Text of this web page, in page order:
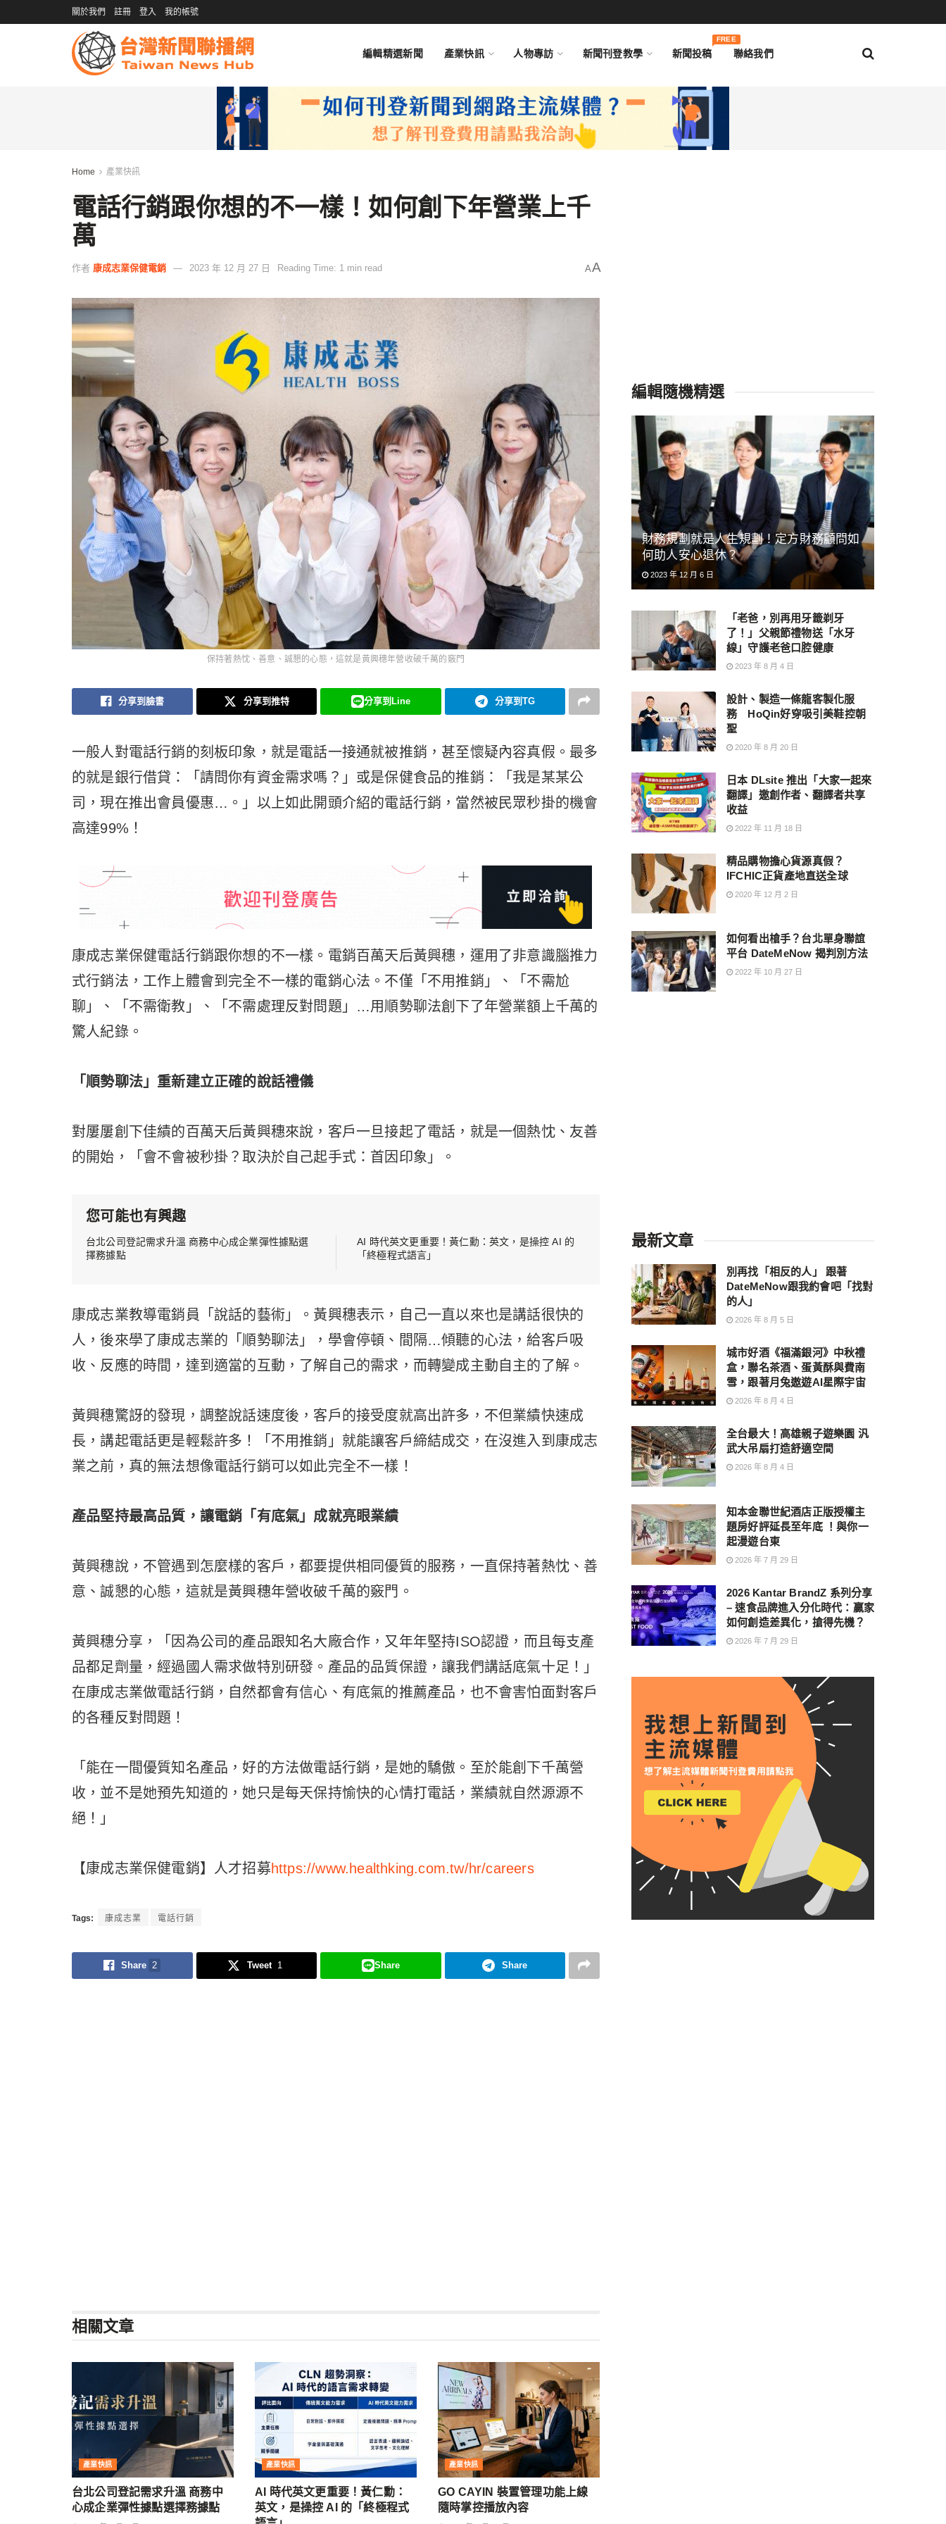
關於我們 註冊 登入 我的帳號
編輯精選新聞 產業快訊 人物專訪 新聞刊登教學 新聞投稿
FREE
聯絡我們
Home 產業快訊
電話行銷跟你想的不一樣！如何創下年營業上千
萬
作者 康成志業保健電銷 2023 年 12 月 27 日 Reading Time: 1 min read AA
保持著熱忱、善意、誠懇的心態，這就是黃興穗年營收破千萬的竅門
分享到臉書 分享到推特 分享到Line 分享到TG
一般人對電話行銷的刻板印象，就是電話一接通就被推銷，甚至懷疑內容真假。最多
的就是銀行借貸：「請問你有資金需求嗎？」或是保健食品的推銷：「我是某某公
司，現在推出會員優惠…。」以上如此開頭介紹的電話行銷，當然被民眾秒掛的機會
高達99%！
康成志業保健電話行銷跟你想的不一樣。電銷百萬天后黃興穗，運用了非意識腦推力
式行銷法，工作上體會到完全不一樣的電銷心法。不僅「不用推銷」、「不需尬
聊」、「不需衛教」、「不需處理反對問題」…用順勢聊法創下了年營業額上千萬的
驚人紀錄。
「順勢聊法」重新建立正確的說話禮儀
對屢屢創下佳績的百萬天后黃興穗來說，客戶一旦接起了電話，就是一個熱忱、友善
的開始，「會不會被秒掛？取決於自己起手式：首因印象」。
您可能也有興趣
台北公司登記需求升溫 商務中心成企業彈性據點選
擇務據點
AI 時代英文更重要！黃仁勳：英文，是操控 AI 的
「終極程式語言」
康成志業教導電銷員「說話的藝術」。黃興穗表示，自己一直以來也是講話很快的
人，後來學了康成志業的「順勢聊法」，學會停頓、間隔…傾聽的心法，給客戶吸
收、反應的時間，達到適當的互動，了解自己的需求，而轉變成主動自主的了解。
黃興穗驚訝的發現，調整說話速度後，客戶的接受度就高出許多，不但業績快速成
長，講起電話更是輕鬆許多！「不用推銷」就能讓客戶締結成交，在沒進入到康成志
業之前，真的無法想像電話行銷可以如此完全不一樣！
產品堅持最高品質，讓電銷「有底氣」成就亮眼業績
黃興穗說，不管遇到怎麼樣的客戶，都要提供相同優質的服務，一直保持著熱忱、善
意、誠懇的心態，這就是黃興穗年營收破千萬的竅門。
黃興穗分享，「因為公司的產品跟知名大廠合作，又年年堅持ISO認證，而且每支產
品都足劑量，經過國人需求做特別研發。產品的品質保證，讓我們講話底氣十足！」
在康成志業做電話行銷，自然都會有信心、有底氣的推薦產品，也不會害怕面對客戶
的各種反對問題！
「能在一間優質知名產品，好的方法做電話行銷，是她的驕傲。至於能創下千萬營
收，並不是她預先知道的，她只是每天保持愉快的心情打電話，業績就自然源源不
絕！」
【康成志業保健電銷】人才招募https://www.healthking.com.tw/hr/careers
Tags: 康成志業 電話行銷
Share 2 Tweet 1 Share Share
相關文章
產業快訊
台北公司登記需求升溫 商務中
心成企業彈性據點選擇務據點
產業快訊
AI 時代英文更重要！黃仁勳：
英文，是操控 AI 的「終極程式
產業快訊
GO CAYIN 裝置管理功能上線
隨時掌控播放內容
編輯隨機精選
財務規劃就是人生規劃！定方財務顧問如
何助人安心退休？
2023 年 12 月 6 日
「老爸，別再用牙籤剃牙
了！」父親節禮物送「水牙
線」守護老爸口腔健康
2023 年 8 月 4 日
設計、製造一條龍客製化服
務 HoQin好穿吸引美鞋控朝
聖
2020 年 8 月 20 日
日本 DLsite 推出「大家一起來
翻譯」邀創作者、翻譯者共享
收益
2022 年 11 月 18 日
精品購物擔心貨源真假？
IFCHIC正貨產地直送全球
2020 年 12 月 2 日
如何看出槍手？台北單身聯誼
平台 DateMeNow 揭判別方法
2022 年 10 月 27 日
最新文章
別再找「相反的人」 跟著
DateMeNow跟我約會吧「找對
的人」
2026 年 8 月 5 日
城市好酒《福滿銀河》中秋禮
盒，聯名茶酒、蛋黃酥與費南
雪，跟著月兔遨遊AI星際宇宙
2026 年 8 月 4 日
全台最大！高雄親子遊樂園 汎
武大吊扇打造舒適空間
2026 年 8 月 4 日
知本金聯世紀酒店正版授權主
題房好評延長至年底 ！與你一
起漫遊台東
2026 年 7 月 29 日
2026 Kantar BrandZ 系列分享
– 速食品牌進入分化時代：贏家
如何創造差異化，搶得先機？
2026 年 7 月 29 日